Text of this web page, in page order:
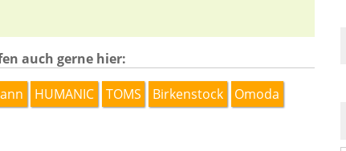
auch gerne hier:
HUMANIC TOMS Birkenstock
Omoda